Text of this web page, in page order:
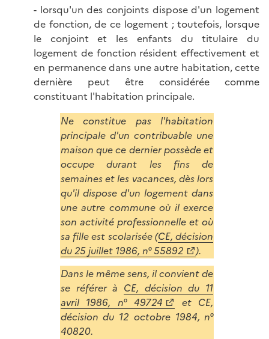
- lorsqu'un des conjoints dispose d'un logement
de fonction, de ce logement ; toutefois, lorsque
le conjoint et les enfants du titulaire du
logement de fonction résident effectivement et
en permanence dans une autre habitation, cette
dernière peut être considérée comme
constituant l'habitation principale.
Ne constitue pas l'habitation
principale d'un contribuable une
maison que ce dernier possède et
occupe durant les fins de
semaines et les vacances, dès lors
qu'il dispose d'un logement dans
une autre commune où il exerce
son activité professionnelle et où
sa fille est scolarisée (CE, décision
du 25 juillet 1986, n° 55892
).
Dans le même sens, il convient de
se référer à CE, décision du 11
avril 1986, n° 49724
et CE,
décision du 12 octobre 1984, n°
40820.